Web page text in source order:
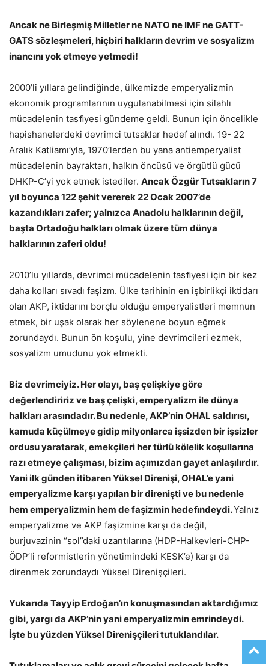
Ancak ne Birleşmiş Milletler ne NATO ne IMF ne GATT-
GATS sözleşmeleri, hiçbiri halkların devrim ve sosyalizm
inancını yok etmeye yetmedi!
2000’li yıllara gelindiğinde, ülkemizde emperyalizmin
ekonomik programlarının uygulanabilmesi için silahlı
mücadelenin tasﬁyesi gündeme geldi. Bunun için öncelikle
hapishanelerdeki devrimci tutsaklar hedef alındı. 19- 22
Aralık Katliamı’yla, 1970’lerden bu yana antiemperyalist
mücadelenin bayraktarı, halkın öncüsü ve örgütlü gücü
DHKP-C’yi yok etmek istediler. Ancak Özgür Tutsakların 7
yıl boyunca 122 şehit vererek 22 Ocak 2007’de
kazandıkları zafer; yalnızca Anadolu halklarının değil,
başta Ortadoğu halkları olmak üzere tüm dünya
halklarının zaferi oldu!
2010’lu yıllarda, devrimci mücadelenin tasﬁyesi için bir kez
daha kolları sıvadı faşizm. Ülke tarihinin en işbirlikçi iktidarı
olan AKP, iktidarını borçlu olduğu emperyalistleri memnun
etmek, bir uşak olarak her söylenene boyun eğmek
zorundaydı. Bunun ön koşulu, yine devrimcileri ezmek,
sosyalizm umudunu yok etmekti.
Biz devrimciyiz. Her olayı, baş çelişkiye göre
değerlendiririz ve baş çelişki, emperyalizm ile dünya
halkları arasındadır. Bu nedenle, AKP’nin OHAL saldırısı,
kamuda küçülmeye gidip milyonlarca işsizden bir işsizler
ordusu yaratarak, emekçileri her türlü kölelik koşullarına
razı etmeye çalışması, bizim açımızdan gayet anlaşılırdır.
Yani ilk günden itibaren Yüksel Direnişi, OHAL’e yani
emperyalizme karşı yapılan bir direnişti ve bu nedenle
hem emperyalizmin hem de faşizmin hedeﬁndeydi.Yalnız
emperyalizme ve AKP faşizmine karşı da değil,
burjuvazinin “sol”daki uzantılarına (HDP-Halkevleri-CHP-
ÖDP’li reformistlerin yönetimindeki KESK’e) karşı da
direnmek zorundaydı Yüksel Direnişçileri.
Yukarıda Tayyip Erdoğan’ın konuşmasından aktardığımız
gibi, yargı da AKP’nin yani emperyalizmin emrindeydi.
İşte bu yüzden Yüksel Direnişçileri tutuklandılar.